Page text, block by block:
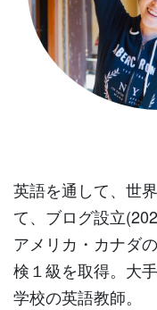
英語を通して、世
て、ブログ設立
アメリカ・カナダ
検１級を取得。大
学校の英語教師。